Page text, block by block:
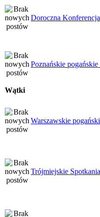
Doroczna
Poznańskie
Wątki
Warszawskie
Trójmiejskie